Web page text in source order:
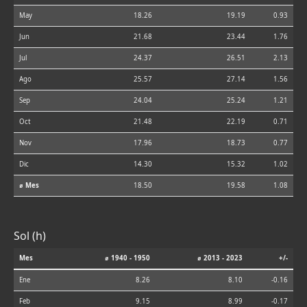
May 18.26 19.19 0.93
Jun 21.68 23.44 1.76
Jul 24.37 26.51 2.13
Ago 25.57 27.14 1.56
Sep 24.04 25.24 1.21
Oct 21.48 22.19 0.71
Nov 17.96 18.73 0.77
Dic 14.30 15.32 1.02
⌀ Mes 18.50 19.58 1.08
Sol (h)
Mes ⌀ 1940 - 1950 ⌀ 2013 - 2023 +/-
Ene 8.26 8.10 -0.16
Feb 9.15 8.99 -0.17